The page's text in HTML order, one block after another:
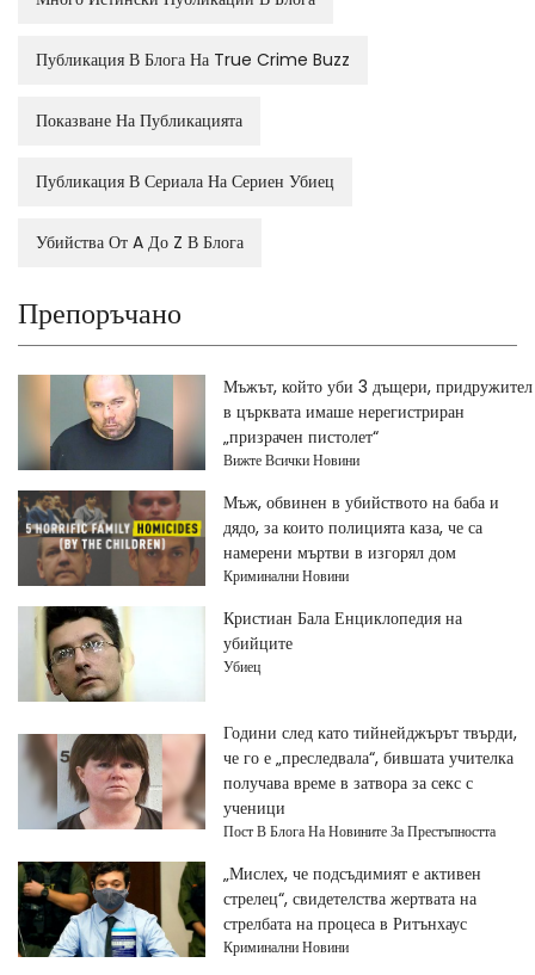
Публикация В Блога На True Crime Buzz
Показване На Публикацията
Публикация В Сериала На Сериен Убиец
Убийства От A До Z В Блога
Препоръчано
Мъжът, който уби 3 дъщери, придружител
в църквата имаше нерегистриран
„призрачен пистолет“
Вижте Всички Новини
Мъж, обвинен в убийството на баба и
дядо, за които полицията каза, че са
намерени мъртви в изгорял дом
Криминални Новини
Кристиан Бала Енциклопедия на
убийците
Убиец
Години след като тийнейджърът твърди,
че го е „преследвала“, бившата учителка
получава време в затвора за секс с
ученици
Пост В Блога На Новините За Престъпността
„Мислех, че подсъдимият е активен
стрелец“, свидетелства жертвата на
стрелбата на процеса в Ритънхаус
Криминални Новини